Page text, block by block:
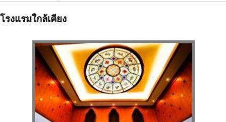
โรงแรมใกล้เคียง